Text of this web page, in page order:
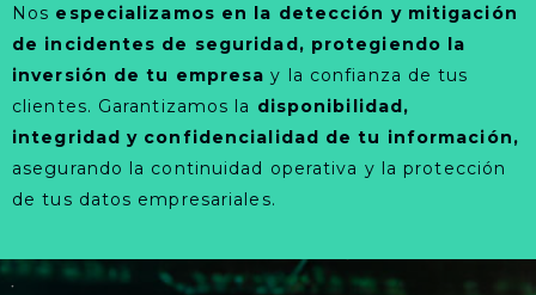
Nos especializamos en la detección y mitigación
de incidentes de seguridad, protegiendo la
inversión de tu empresa y la confianza de tus
clientes. Garantizamos la disponibilidad,
integridad y confidencialidad de tu información,
asegurando la continuidad operativa y la protección
de tus datos empresariales.